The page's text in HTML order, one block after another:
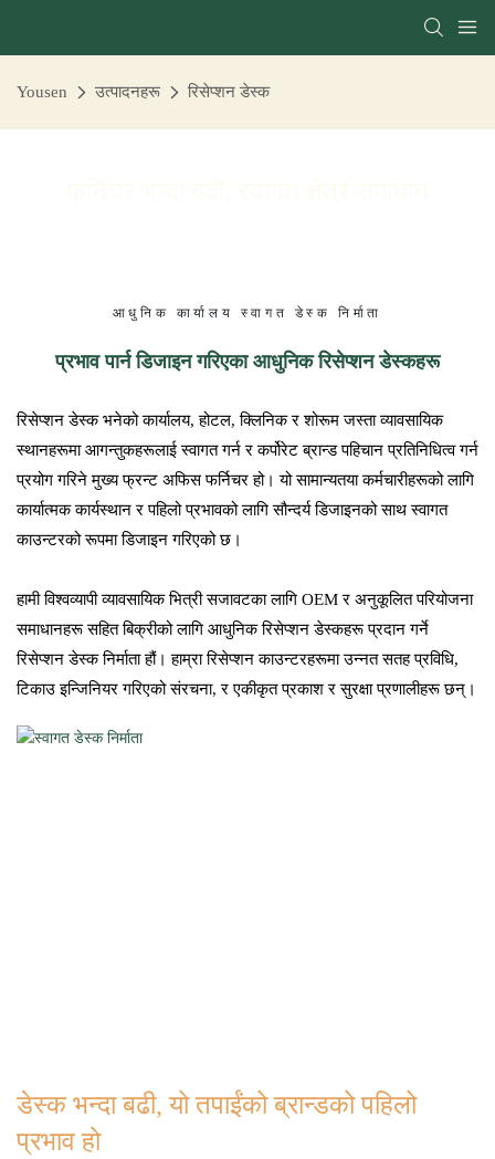
Yousen उत्पादनहरू रिसेप्शन डेस्क
आधुनिक कार्यालय स्वागत डेस्क निर्माता
प्रभाव पार्न डिजाइन गरिएका आधुनिक रिसेप्शन डेस्कहरू
रिसेप्शन डेस्क भनेको कार्यालय, होटल, क्लिनिक र शोरूम जस्ता व्यावसायिक
स्थानहरूमा आगन्तुकहरूलाई स्वागत गर्न र कर्पोरेट ब्रान्ड पहिचान प्रतिनिधित्व गर्न
प्रयोग गरिने मुख्य फ्रन्ट अफिस फर्निचर हो। यो सामान्यतया कर्मचारीहरूको लागि
कार्यात्मक कार्यस्थान र पहिलो प्रभावको लागि सौन्दर्य डिजाइनको साथ स्वागत
काउन्टरको रूपमा डिजाइन गरिएको छ।
हामी विश्वव्यापी व्यावसायिक भित्री सजावटका लागि OEM र अनुकूलित परियोजना
समाधानहरू सहित बिक्रीको लागि आधुनिक रिसेप्शन डेस्कहरू प्रदान गर्ने
रिसेप्शन डेस्क निर्माता हौं। हाम्रा रिसेप्शन काउन्टरहरूमा उन्नत सतह प्रविधि,
टिकाउ इन्जिनियर गरिएको संरचना, र एकीकृत प्रकाश र सुरक्षा प्रणालीहरू छन्।
डेस्क भन्दा बढी, यो तपाईंको ब्रान्डको पहिलो
प्रभाव हो